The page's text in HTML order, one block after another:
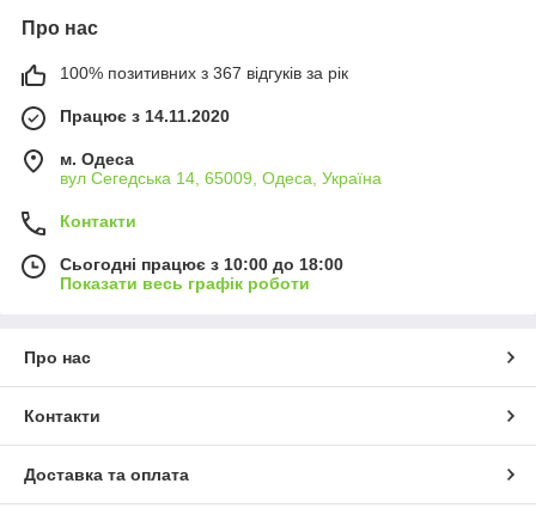
Про нас
100% позитивних з 367 відгуків за рік
Працює з 14.11.2020
м. Одеса
вул Сегедська 14, 65009, Одеса, Україна
Контакти
Сьогодні працює з 10:00 до 18:00
Показати весь графік роботи
Про нас
Контакти
Доставка та оплата